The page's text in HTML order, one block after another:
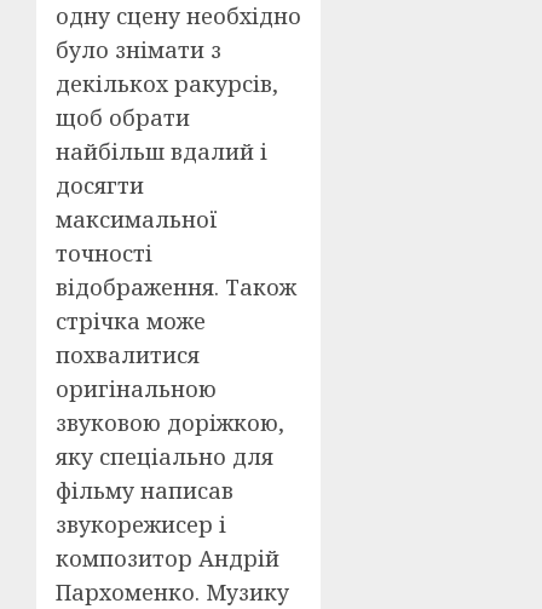
одну сцену необхідно
було знімати з
декількох ракурсів,
щоб обрати
найбільш вдалий і
досягти
максимальної
точності
відображення. Також
стрічка може
похвалитися
оригінальною
звуковою доріжкою,
яку спеціально для
фільму написав
звукорежисер і
композитор Андрій
Пархоменко. Музику